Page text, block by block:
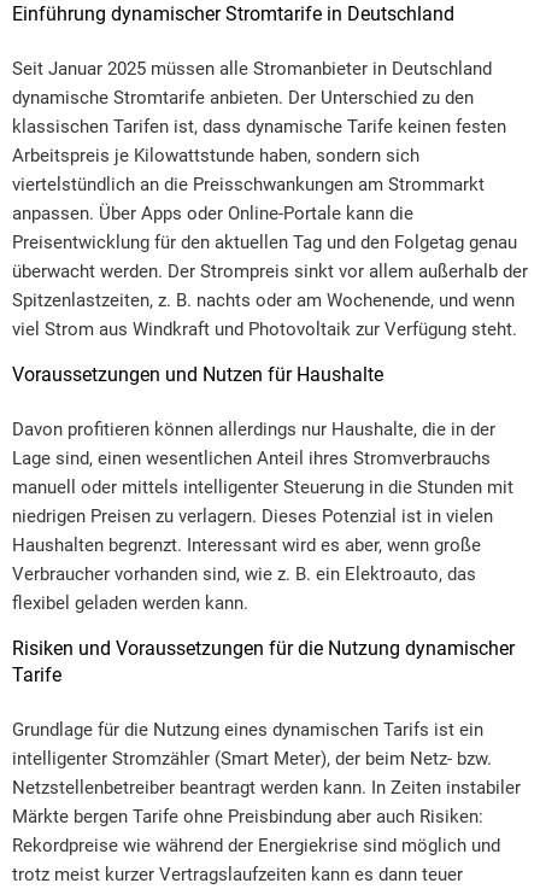
Einführung dynamischer Stromtarife in Deutschland
Seit Januar 2025 müssen alle Stromanbieter in Deutschland
dynamische Stromtarife anbieten. Der Unterschied zu den
klassischen Tarifen ist, dass dynamische Tarife keinen festen
Arbeitspreis je Kilowattstunde haben, sondern sich
viertelstündlich an die Preisschwankungen am Strommarkt
anpassen. Über Apps oder Online-Portale kann die
Preisentwicklung für den aktuellen Tag und den Folgetag genau
überwacht werden. Der Strompreis sinkt vor allem außerhalb der
Spitzenlastzeiten, z. B. nachts oder am Wochenende, und wenn
viel Strom aus Windkraft und Photovoltaik zur Verfügung steht.
Voraussetzungen und Nutzen für Haushalte
Davon profitieren können allerdings nur Haushalte, die in der
Lage sind, einen wesentlichen Anteil ihres Stromverbrauchs
manuell oder mittels intelligenter Steuerung in die Stunden mit
niedrigen Preisen zu verlagern. Dieses Potenzial ist in vielen
Haushalten begrenzt. Interessant wird es aber, wenn große
Verbraucher vorhanden sind, wie z. B. ein Elektroauto, das
flexibel geladen werden kann.
Risiken und Voraussetzungen für die Nutzung dynamischer
Tarife
Grundlage für die Nutzung eines dynamischen Tarifs ist ein
intelligenter Stromzähler (Smart Meter), der beim Netz- bzw.
Netzstellenbetreiber beantragt werden kann. In Zeiten instabiler
Märkte bergen Tarife ohne Preisbindung aber auch Risiken:
Rekordpreise wie während der Energiekrise sind möglich und
trotz meist kurzer Vertragslaufzeiten kann es dann teuer